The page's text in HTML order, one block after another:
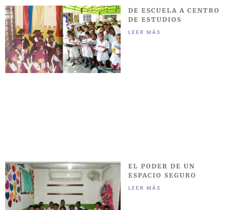
DE ESCUELA A CENTRO
DE ESTUDIOS
LEER MÁS
EL PODER DE UN
ESPACIO SEGURO
LEER MÁS